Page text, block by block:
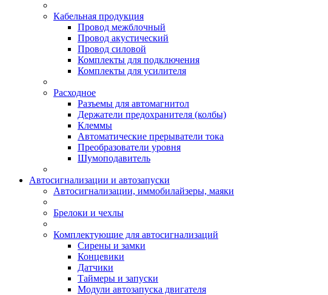
Кабельная продукция
Провод межблочный
Провод акустический
Провод силовой
Комплекты для подключения
Комплекты для усилителя
Расходное
Разъемы для автомагнитол
Держатели предохранителя (колбы)
Клеммы
Автоматические прерыватели тока
Преобразователи уровня
Шумоподавитель
Автосигнализации и автозапуски
Автосигнализации, иммобилайзеры, маяки
Брелоки и чехлы
Комплектующие для автосигнализаций
Сирены и замки
Концевики
Датчики
Таймеры и запуски
Модули автозапуска двигателя